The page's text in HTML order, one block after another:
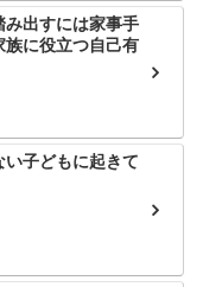
み出すには家事手
族に役立つ自己有
子どもに起きて